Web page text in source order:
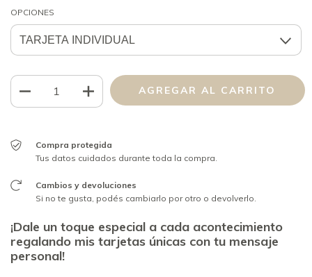
OPCIONES
Compra protegida
Tus datos cuidados durante toda la compra.
Cambios y devoluciones
Si no te gusta, podés cambiarlo por otro o devolverlo.
¡Dale un toque especial a cada acontecimiento
regalando mis tarjetas únicas con tu mensaje
personal!